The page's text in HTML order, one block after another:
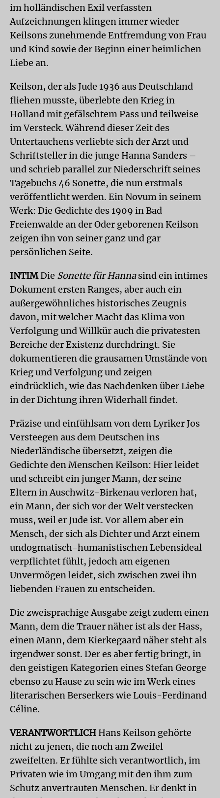
im holländischen Exil verfassten
Aufzeichnungen klingen immer wieder
Keilsons zunehmende Entfremdung von Frau
und Kind sowie der Beginn einer heimlichen
Liebe an.
Keilson, der als Jude 1936 aus Deutschland
fliehen musste, überlebte den Krieg in
Holland mit gefälschtem Pass und teilweise
im Versteck. Während dieser Zeit des
Untertauchens verliebte sich der Arzt und
Schriftsteller in die junge Hanna Sanders –
und schrieb parallel zur Niederschrift seines
Tagebuchs 46 Sonette, die nun erstmals
veröffentlicht werden. Ein Novum in seinem
Werk: Die Gedichte des 1909 in Bad
Freienwalde an der Oder geborenen Keilson
zeigen ihn von seiner ganz und gar
persönlichen Seite.
INTIMDie Sonette für Hannasind ein intimes
Dokument ersten Ranges, aber auch ein
außergewöhnliches historisches Zeugnis
davon, mit welcher Macht das Klima von
Verfolgung und Willkür auch die privatesten
Bereiche der Existenz durchdringt. Sie
dokumentieren die grausamen Umstände von
Krieg und Verfolgung und zeigen
eindrücklich, wie das Nachdenken über Liebe
in der Dichtung ihren Widerhall findet.
Präzise und einfühlsam von dem Lyriker Jos
Versteegen aus dem Deutschen ins
Niederländische übersetzt, zeigen die
Gedichte den Menschen Keilson: Hier leidet
und schreibt ein junger Mann, der seine
Eltern in Auschwitz-Birkenau verloren hat,
ein Mann, der sich vor der Welt verstecken
muss, weil er Jude ist. Vor allem aber ein
Mensch, der sich als Dichter und Arzt einem
undogmatisch-humanistischen Lebensideal
verpflichtet fühlt, jedoch am eigenen
Unvermögen leidet, sich zwischen zwei ihn
liebenden Frauen zu entscheiden.
Die zweisprachige Ausgabe zeigt zudem einen
Mann, dem die Trauer näher ist als der Hass,
einen Mann, dem Kierkegaard näher steht als
irgendwer sonst. Der es aber fertig bringt, in
den geistigen Kategorien eines Stefan George
ebenso zu Hause zu sein wie im Werk eines
literarischen Berserkers wie Louis-Ferdinand
Céline.
VERANTWORTLICH Hans Keilson gehörte
nicht zu jenen, die noch am Zweifel
zweifelten. Er fühlte sich verantwortlich, im
Privaten wie im Umgang mit den ihm zum
Schutz anvertrauten Menschen. Er denkt in